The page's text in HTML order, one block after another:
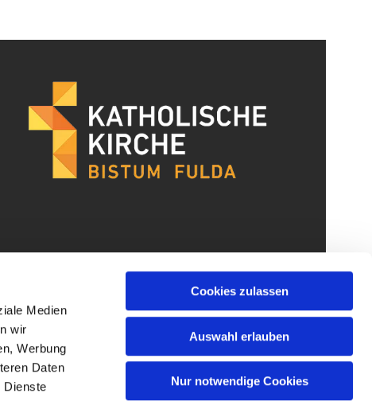
Medien
wir
Werbung
Daten
Dienste
Cookies zulassen
Auswahl erlauben
Nur notwendige Cookies